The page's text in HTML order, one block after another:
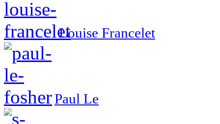
Louise Francelet
Paul Le